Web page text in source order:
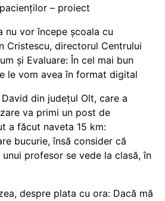
– proiect
nu vor începe școala cu
Cristescu, directorul Centrului
și Evaluare: În cel mai bun
le vom avea în format digital
din județul Olt, care a
va primi un post de
a făcut naveta 15 km:
bucurie, însă consider că
profesor se vede la clasă, în
despre plata cu ora: Dacă mă